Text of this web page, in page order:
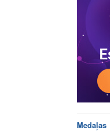
Medaļas